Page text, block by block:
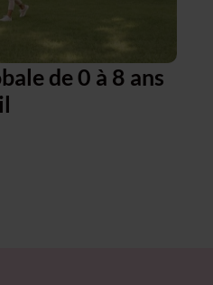
de 0 à 8 ans